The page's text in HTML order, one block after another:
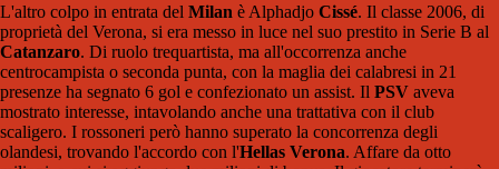
L'altro colpo in entrata del Milan è Alphadjo Cissé. Il classe 2006, di
proprietà del Verona, si era messo in luce nel suo prestito in Serie B al
Catanzaro. Di ruolo trequartista, ma all'occorrenza anche
centrocampista o seconda punta, con la maglia dei calabresi in 21
presenze ha segnato 6 gol e confezionato un assist. Il PSV aveva
mostrato interesse, intavolando anche una trattativa con il club
scaligero. I rossoneri però hanno superato la concorrenza degli
olandesi, trovando l'accordo con l'Hellas Verona. Affare da otto